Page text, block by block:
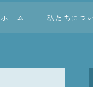
ホーム 私たちにつ